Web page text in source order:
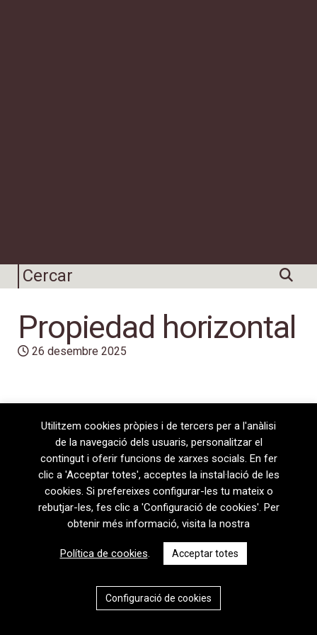
Propiedad horizontal
26 desembre 2025
08720 Vilafranca del Penedès · General Prim 5, 2n · Barcelona
contem@contem.es
Política de privacitat|Política de cookies
CAT
ESP
Utilitzem cookies pròpies i de tercers per a l'anàlisi
de la navegació dels usuaris, personalitzar el
contingut i oferir funcions de xarxes socials. En fer
clic a 'Acceptar totes', acceptes la instal·lació de les
cookies. Si prefereixes configurar-les tu mateix o
rebutjar-les, fes clic a 'Configuració de cookies'. Per
obtenir més informació, visita la nostra
Política de cookies. Acceptar totes
Configuració de cookies